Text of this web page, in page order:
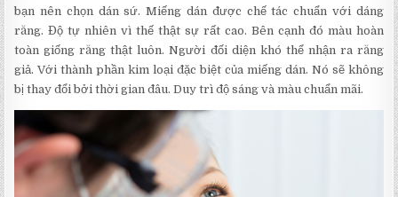
bạn nên chọn dán sứ. Miếng dán được chế tác chuẩn với dáng
răng. Độ tự nhiên vì thế thật sự rất cao. Bên cạnh đó màu hoàn
toàn giống răng thật luôn. Người đối diện khó thể nhận ra răng
giả. Với thành phần kim loại đặc biệt của miếng dán. Nó sẽ không
bị thay đổi bởi thời gian đâu. Duy trì độ sáng và màu chuẩn mãi.